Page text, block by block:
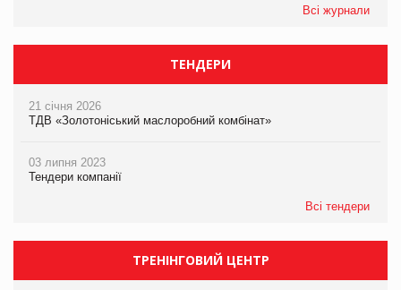
Всі журнали
ТЕНДЕРИ
21 січня 2026
ТДВ «Золотоніський маслоробний комбінат»
03 липня 2023
Тендери компанії
Всі тендери
ТРЕНІНГОВИЙ ЦЕНТР